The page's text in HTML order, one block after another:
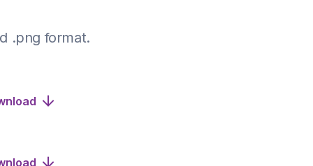
.png format.